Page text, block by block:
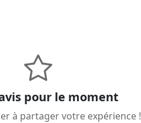
pour le moment
à partager votre expérience !